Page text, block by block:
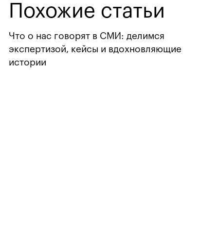
Похожие статьи
Что о нас говорят в СМИ: делимся
экспертизой, кейсы и вдохновляющие
истории